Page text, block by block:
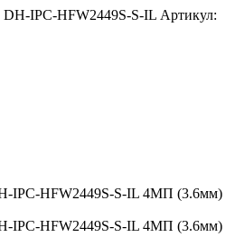
DH-IPC-HFW2449S-S-IL Артикул: